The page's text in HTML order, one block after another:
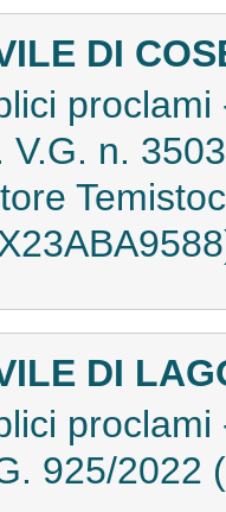
DI
V.G. n.
DI
925/2022